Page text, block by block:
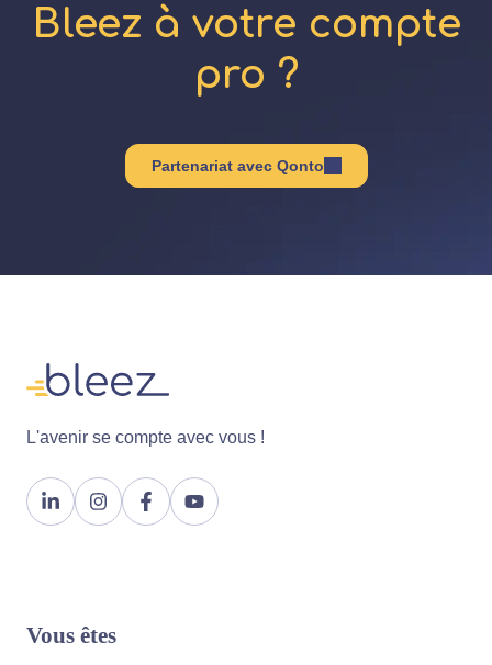
Bleez à votre compte
pro ?
Partenariat avec Qonto
L'avenir se compte avec vous !
Lien
Lien
Lien
Lien
Vous êtes